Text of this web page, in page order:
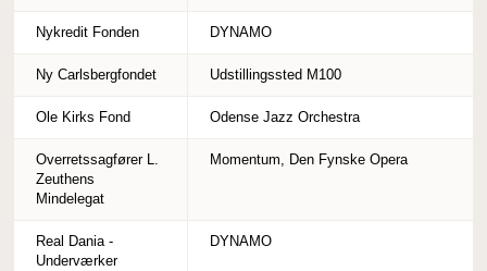
Nykredit Fonden DYNAMO
Ny Carlsbergfondet Udstillingssted M100
Ole Kirks Fond Odense Jazz Orchestra
Overretssagfører L.
Zeuthens
Mindelegat
Momentum, Den Fynske Opera
Real Dania -
Underværker
DYNAMO